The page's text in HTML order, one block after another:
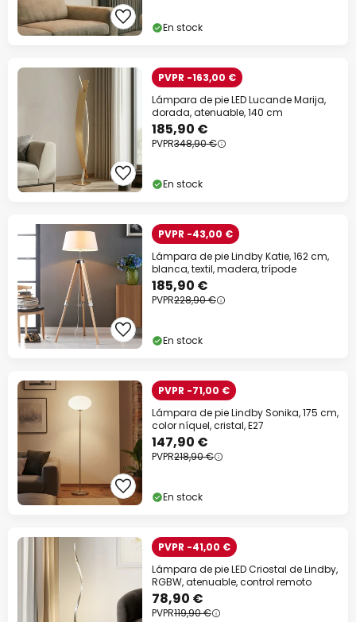
En stock
PVPR -163,00 €
Lámpara de pie LED Lucande Marija,
dorada, atenuable, 140 cm
185,90 €
PVPR348,90 €
En stock
PVPR -43,00 €
Lámpara de pie Lindby Katie, 162 cm,
blanca, textil, madera, trípode
185,90 €
PVPR228,90 €
En stock
PVPR -71,00 €
Lámpara de pie Lindby Sonika, 175 cm,
color níquel, cristal, E27
147,90 €
PVPR218,90 €
En stock
PVPR -41,00 €
Lámpara de pie LED Criostal de Lindby,
RGBW, atenuable, control remoto
78,90 €
PVPR119,90 €